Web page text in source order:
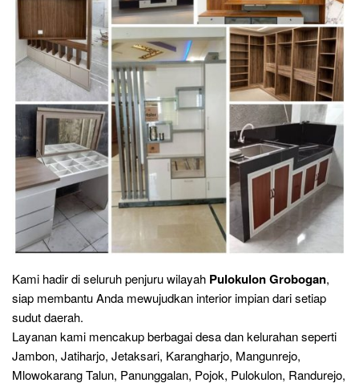
Kami hadir di seluruh penjuru wilayah Pulokulon Grobogan,
siap membantu Anda mewujudkan interior impian dari setiap
sudut daerah.
Layanan kami mencakup berbagai desa dan kelurahan seperti
Jambon, Jatiharjo, Jetaksari, Karangharjo, Mangunrejo,
Mlowokarang Talun, Panunggalan, Pojok, Pulokulon, Randurejo,